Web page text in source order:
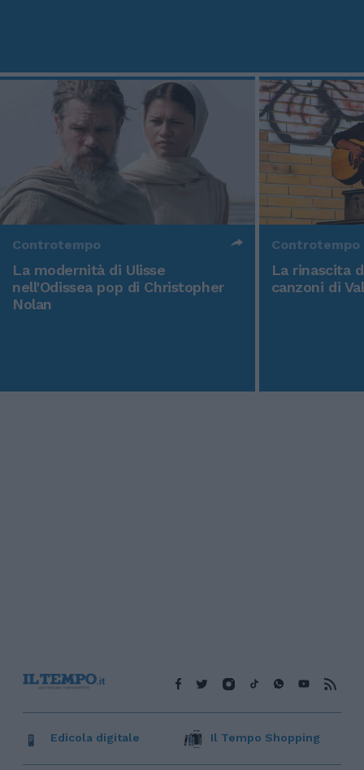
Controtempo
La modernità di Ulisse
nell'Odissea pop di Christopher
Nolan
Controtempo
La rinascita
canzoni di
Edicola digitale Il Tempo Shopping